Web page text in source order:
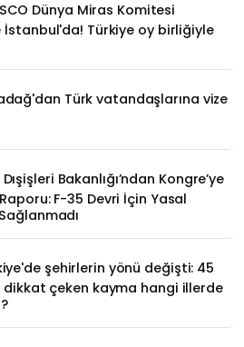
Dünya Miras Komitesi
İstanbul'da! Türkiye oy birliğiyle
Türk vatandaşlarına vize
Dışişleri Bakanlığı’ndan Kongre’ye
F-35 Devri İçin Yasal
şehirlerin yönü değişti: 45
dikkat çeken kayma hangi illerde